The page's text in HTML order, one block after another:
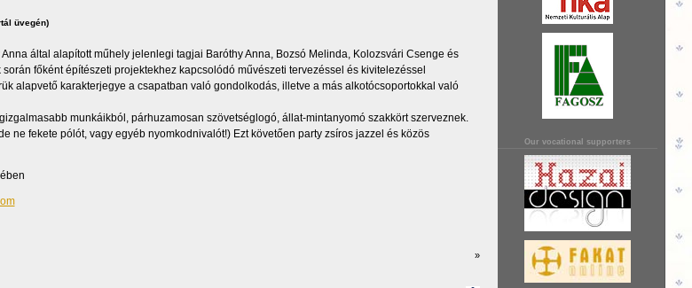
Our vocational supporters
üvegén)
által alapított műhely jelenlegi tagjai Baróthy Anna, Bozsó Melinda, Kolozsvári Csenge és
főként építészeti projektekhez kapcsolódó művészeti tervezéssel és kivitelezéssel
alapvető karakterjegye a csapatban való gondolkodás, illetve a más alkotócsoportokkal való
munkáikból, párhuzamosan szövetséglogó, állat-mintanyomó szakkört szerveznek.
ne fekete pólót, vagy egyéb nyomkodnivalót!) Ezt követően party zsíros jazzel és közös
»